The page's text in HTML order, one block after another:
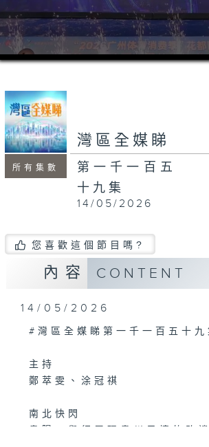
0
seconds
minutes,
7
seconds
所有集數
灣區全媒睇
第一千一百五
十九集
14/05/2026
您喜歡這個節目嗎?
內容 CONTENT
14/05/2026
#灣區全媒睇第一千一百五十九
主持
鄭萃雯、涂冠祺
南北快閃